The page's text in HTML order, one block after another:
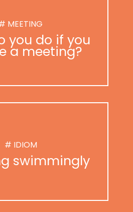
MEETING
you do if you
a meeting?
# IDIOM
swimmingly